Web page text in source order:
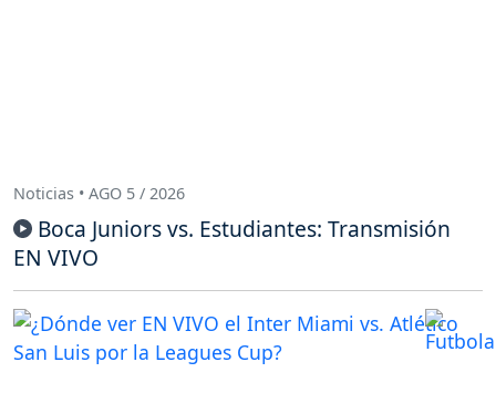
Noticias • AGO 5 / 2026
Boca Juniors vs. Estudiantes: Transmisión
EN VIVO